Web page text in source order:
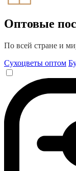
Оптовые
По всей стране и
Сухоцветы оптом